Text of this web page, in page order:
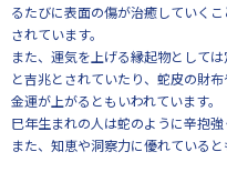
るたびに表面の傷が治癒していく
されています。
また、運気を上げる縁起物として
と吉兆とされていたり、蛇皮の財
金運が上がるともいわれています。
巳年生まれの人は蛇のように辛抱
また、知恵や洞察力に優れていると